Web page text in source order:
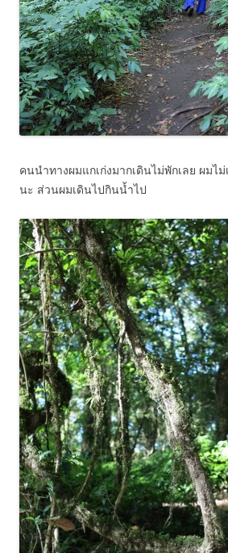
คนนำทางผมแกเก่งมากเดินไม่พักเลย ผมไ
นะ ส่วนผมเดินไปกินน้ำไป